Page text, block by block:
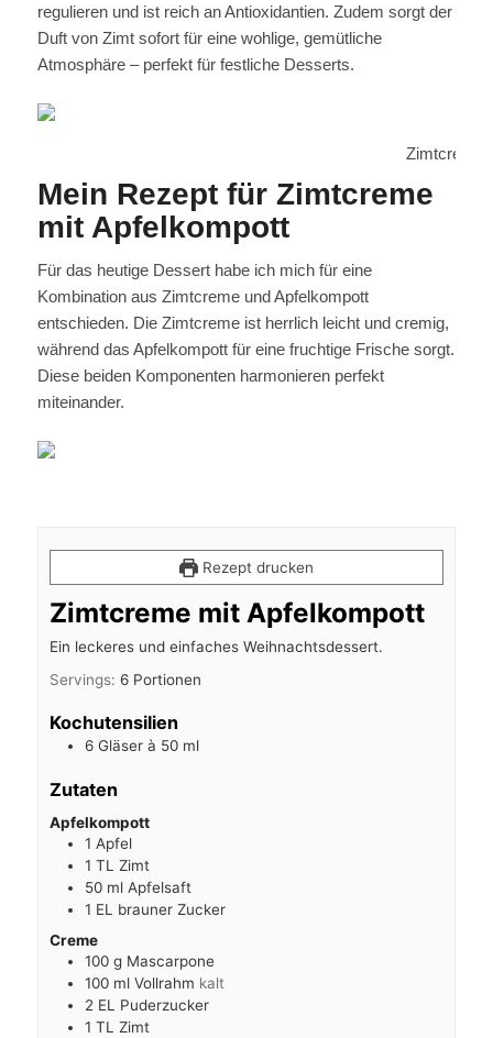
regulieren und ist reich an Antioxidantien. Zudem sorgt der
Duft von Zimt sofort für eine wohlige, gemütliche
Atmosphäre – perfekt für festliche Desserts.
Zimtcreme
Mein Rezept für Zimtcreme
mit Apfelkompott
Für das heutige Dessert habe ich mich für eine
Kombination aus Zimtcreme und Apfelkompott
entschieden. Die Zimtcreme ist herrlich leicht und cremig,
während das Apfelkompott für eine fruchtige Frische sorgt.
Diese beiden Komponenten harmonieren perfekt
miteinander.
Rezept drucken
Zimtcreme mit Apfelkompott
Ein leckeres und einfaches Weihnachtsdessert.
Servings: 6 Portionen
Kochutensilien
6 Gläser à 50 ml
Zutaten
Apfelkompott
1 Apfel
1 TL Zimt
50 ml Apfelsaft
1 EL
brauner Zucker
Creme
100 g Mascarpone
100 ml Vollrahm kalt
2 EL Puderzucker
1 TL Zimt